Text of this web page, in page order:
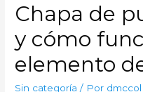
Chapa de
y cómo
elemento
Sin categoría / Por dmccol